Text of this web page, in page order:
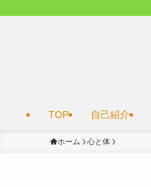
TOP 自己紹介
ホーム 心と体